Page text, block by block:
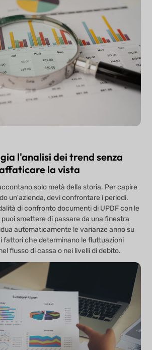
l'analisi dei trend senza
la vista
solo metà della storia. Per capire
un'azienda, devi confrontare i periodi.
di confronto documenti di UPDF con le
puoi smettere di passare da una finestra
automaticamente le varianze anno su
fattori che determinano le fluttuazioni
flusso di cassa o nei livelli di debito.